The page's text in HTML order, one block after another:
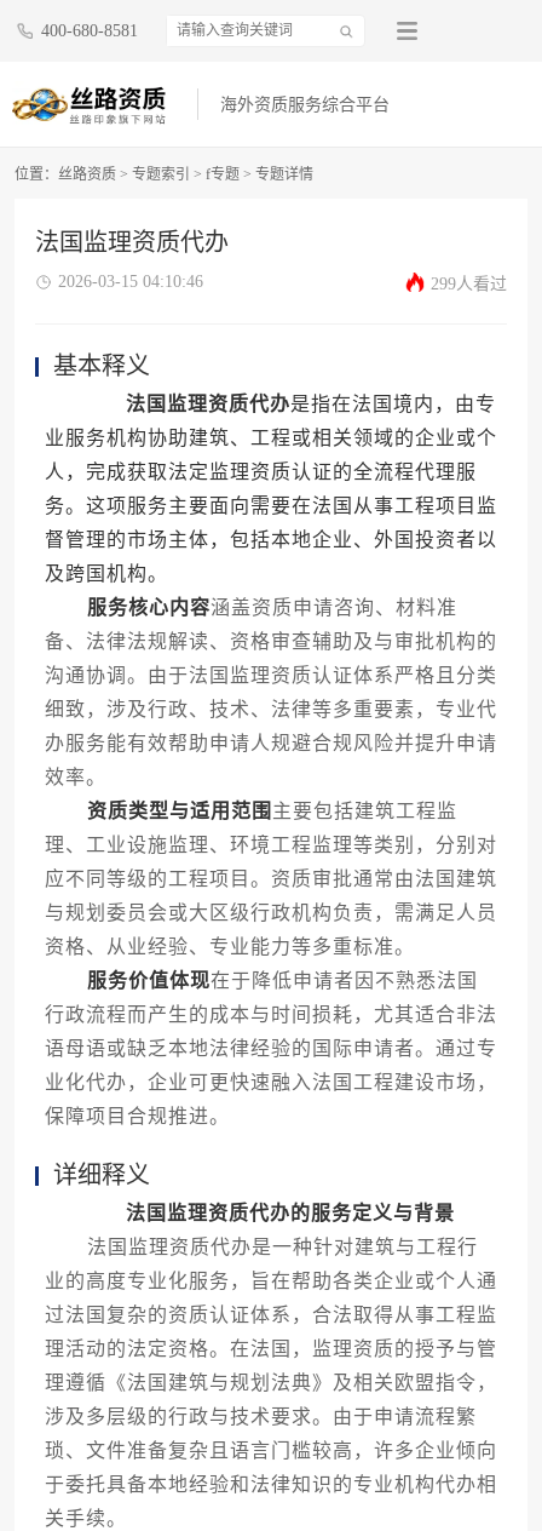
400-680-8581
海外资质服务综合平台
位置： 丝路资质 > 专题索引 > f专题 > 专题详情
法国监理资质代办
2026-03-15 04:10:46 299人看过
基本释义
法国监理资质代办是指在法国境内，由专
业服务机构协助建筑、工程或相关领域的企业或个
人，完成获取法定监理资质认证的全流程代理服
务。这项服务主要面向需要在法国从事工程项目监
督管理的市场主体，包括本地企业、外国投资者以
及跨国机构。
服务核心内容涵盖资质申请咨询、材料准
备、法律法规解读、资格审查辅助及与审批机构的
沟通协调。由于法国监理资质认证体系严格且分类
细致，涉及行政、技术、法律等多重要素，专业代
办服务能有效帮助申请人规避合规风险并提升申请
效率。
资质类型与适用范围 主要包括建筑工程监
理、工业设施监理、环境工程监理等类别，分别对
应不同等级的工程项目。资质审批通常由法国建筑
与规划委员会或大区级行政机构负责，需满足人员
资格、从业经验、专业能力等多重标准。
服务价值体现在于降低申请者因不熟悉法国
行政流程而产生的成本与时间损耗，尤其适合非法
语母语或缺乏本地法律经验的国际申请者。通过专
业化代办，企业可更快速融入法国工程建设市场，
保障项目合规推进。
详细释义
法国监理资质代办的服务定义与背景
法国监理资质代办是一种针对建筑与工程行
业的高度专业化服务，旨在帮助各类企业或个人通
过法国复杂的资质认证体系，合法取得从事工程监
理活动的法定资格。在法国，监理资质的授予与管
理遵循《法国建筑与规划法典》及相关欧盟指令，
涉及多层级的行政与技术要求。由于申请流程繁
琐、文件准备复杂且语言门槛较高，许多企业倾向
于委托具备本地经验和法律知识的专业机构代办相
关手续。